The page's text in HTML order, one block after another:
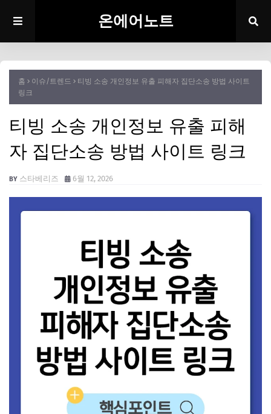
온에어노트
홈 이슈/트렌드
티빙 소송 개인정보 유출 피해자 집단소송 방법 사이트
링크
티빙 소송 개인정보 유출 피해
자 집단소송 방법 사이트 링크
스타베리즈 6월 12, 2026